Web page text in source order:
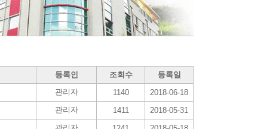
등록인 조회수
등록일
관리자 1140
2018-06-18
관리자 1411
2018-05-31